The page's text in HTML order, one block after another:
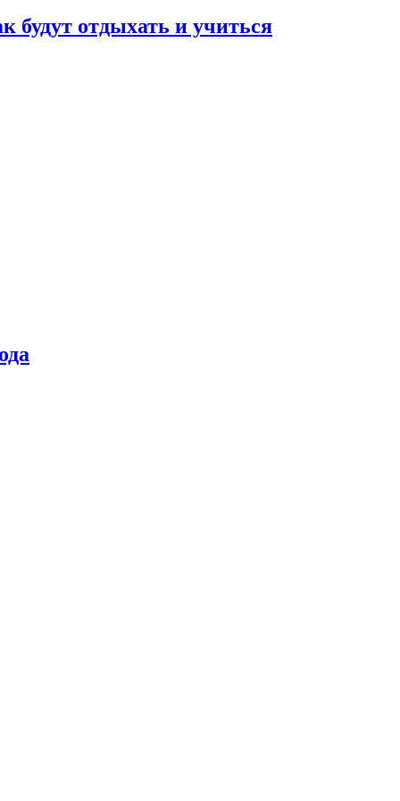
будут отдыхать и учиться